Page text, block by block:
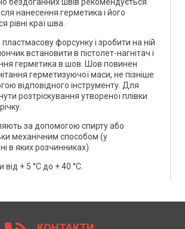
Технічні
у pdf-форматі
289 Kb
нанесення герметика і його
краї шва.
форсунку і зробити на ній
встановити в пістолет-нагнітач і
герметика в шов. Шов повинен
герметизуючої маси, не пізніше
відповідного інструменту. Для
розтріскування утвореної плівки
за допомогою спирту або
механічним способом (у
в яких розчинниках).
+ 5 °C до + 40 °C.